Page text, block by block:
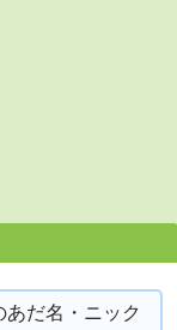
だ名・ニック